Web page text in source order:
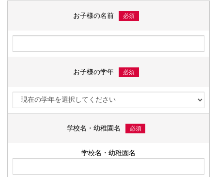
お子様の名前 必須
お子様の学年 必須
学校名・幼稚園名 必須
学校名・幼稚園名